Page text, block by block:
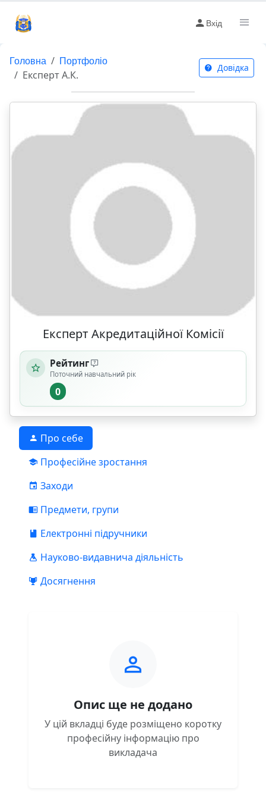
Вхід
Головна Портфоліо
Експерт А.К.
Довідка
Експерт Акредитаційної Комісії
Рейтинг
Поточний навчальний рік
0
Про себе
Професійне зростання
Заходи
Предмети, групи
Електронні підручники
Науково-видавнича діяльність
Досягнення
Опис ще не додано
У цій вкладці буде розміщено коротку
професійну інформацію про
викладача